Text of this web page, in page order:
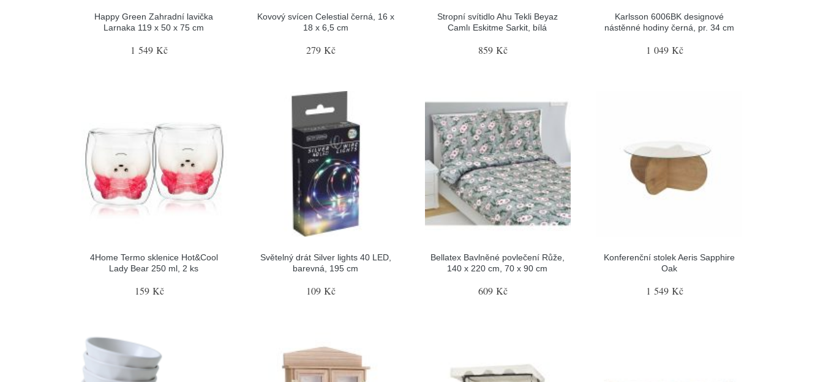
Happy Green Zahradní lavička
Larnaka 119 x 50 x 75 cm
1 549 Kč
Kovový svícen Celestial černá, 16 x
18 x 6,5 cm
279 Kč
Stropní svítidlo Ahu Tekli Beyaz
Camlı Eskitme Sarkit, bílá
859 Kč
Karlsson 6006BK designové
nástěnné hodiny černá, pr. 34 cm
1 049 Kč
4Home Termo sklenice Hot&Cool
Lady Bear 250 ml, 2 ks
159 Kč
Světelný drát Silver lights 40 LED,
barevná, 195 cm
109 Kč
Bellatex Bavlněné povlečení Růže,
140 x 220 cm, 70 x 90 cm
609 Kč
Konferenční stolek Aeris Sapphire
Oak
1 549 Kč